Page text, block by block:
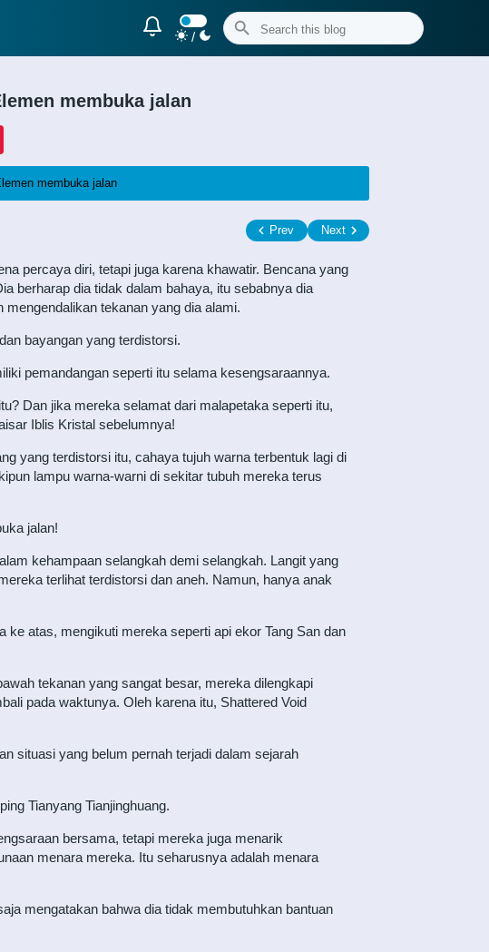
/
membuka jalan
membuka jalan
Prev Next
percaya diri, tetapi juga karena khawatir. Bencana yang
berharap dia tidak dalam bahaya, itu sebabnya dia
tekanan yang dia alami.
bayangan yang terdistorsi.
pemandangan seperti itu selama kesengsaraannya.
Dan jika mereka selamat dari malapetaka seperti itu,
Iblis Kristal sebelumnya!
yang terdistorsi itu, cahaya tujuh warna terbentuk lagi di
lampu warna-warni di sekitar tubuh mereka terus
jalan!
kehampaan selangkah demi selangkah. Langit yang
terlihat terdistorsi dan aneh. Namun, hanya anak
atas, mengikuti mereka seperti api ekor Tang San dan
tekanan yang sangat besar, mereka dilengkapi
pada waktunya. Oleh karena itu, Shattered Void
situasi yang belum pernah terjadi dalam sejarah
Tianyang Tianjinghuang.
bersama, tetapi mereka juga menarik
menara mereka. Itu seharusnya adalah menara
mengatakan bahwa dia tidak membutuhkan bantuan